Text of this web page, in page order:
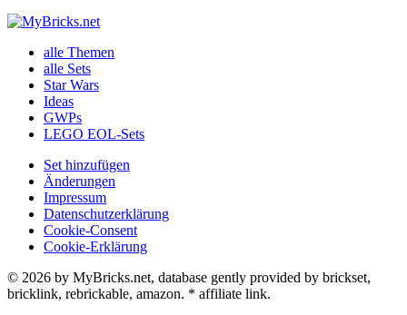
alle Themen
alle Sets
Star Wars
Ideas
GWPs
LEGO EOL-Sets
Set hinzufügen
Änderungen
Impressum
Datenschutzerklärung
Cookie-Consent
Cookie-Erklärung
© 2026 by MyBricks.net, database gently provided by brickset,
bricklink, rebrickable, amazon. * affiliate link.